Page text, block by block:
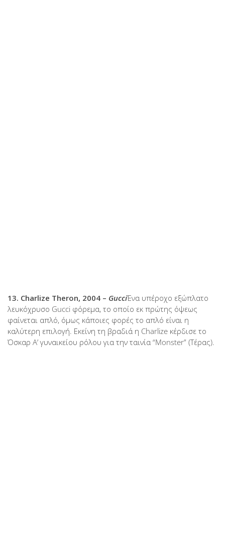
13. Charlize Theron, 2004 – GucciΈνα υπέροχο εξώπλατο
λευκόχρυσο Gucci φόρεμα, το οποίο εκ πρώτης όψεως
φαίνεται απλό, όμως κάποιες φορές το απλό είναι η
καλύτερη επιλογή. Εκείνη τη βραδιά η Charlize κέρδισε το
Όσκαρ Α’ γυναικείου ρόλου για την ταινία “Monster” (Τέρας).